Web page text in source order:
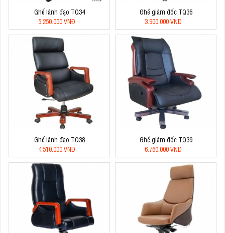
Ghế lãnh đạo TQ34
5.250.000 VNĐ
Ghế giám đốc TQ36
3.900.000 VNĐ
Ghế lãnh đạo TQ38
4.510.000 VNĐ
Ghế giám đốc TQ39
6.760.000 VNĐ